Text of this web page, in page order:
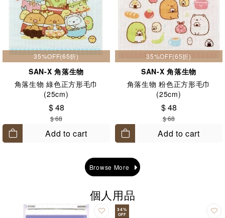
35%OFF(65折)
SAN-X 角落生物
角落生物 綠色正方形毛巾
(25cm)
$ 48
$ 68
Add to cart
35%OFF(65折)
SAN-X 角落生物
角落生物 粉色正方形毛巾
(25cm)
$ 48
$ 68
Add to cart
Browse More
個人用品
34%
OFF